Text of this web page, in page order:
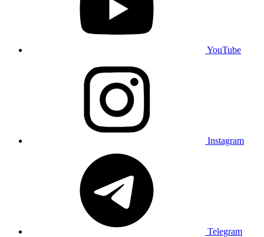
YouTube
Instagram
Telegram